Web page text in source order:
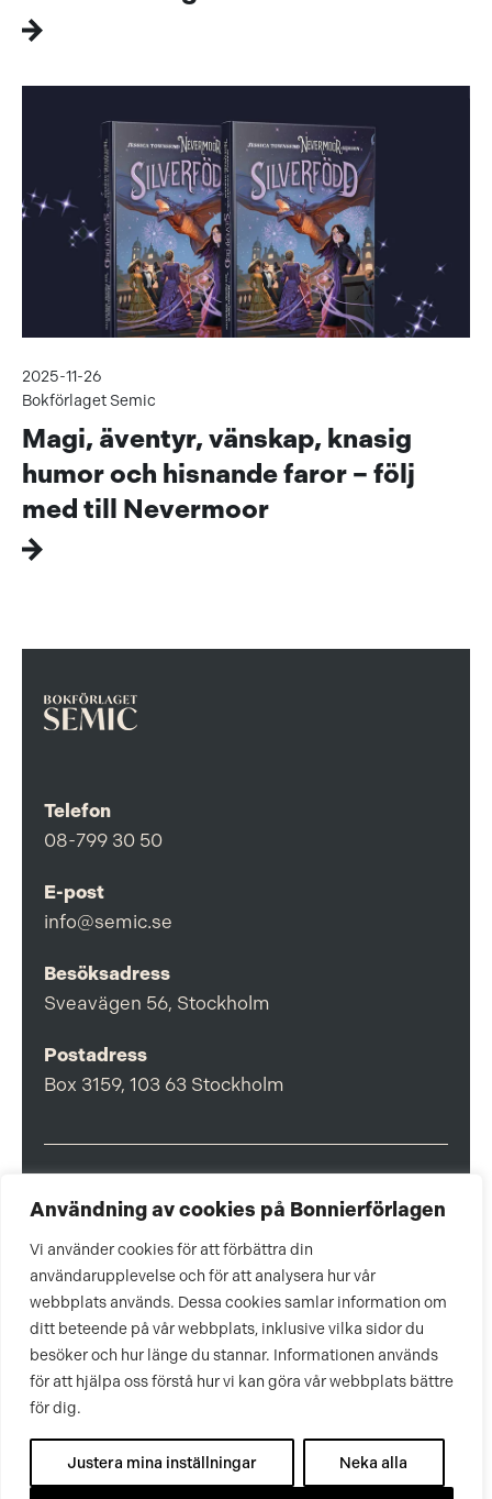
Användning av cookies på Bonnierförlagen
Vi använder cookies för att förbättra din
användarupplevelse och för att analysera hur vår
webbplats används. Dessa cookies samlar information om
ditt beteende på vår webbplats, inklusive vilka sidor du
besöker och hur länge du stannar. Informationen används
för att hjälpa oss förstå hur vi kan göra vår webbplats bättre
för dig.
Justera mina inställningar Neka alla
2025-11-26
Bokförlaget Semic
Magi, äventyr, vänskap, knasig
humor och hisnande faror – följ
med till Nevermoor
Telefon
08-799 30 50
E-post
info@semic.se
Besöksadress
Sveavägen 56, Stockholm
Postadress
Box 3159, 103 63 Stockholm
Om Bonnierförlagen
Cookies
Integritetspolicy